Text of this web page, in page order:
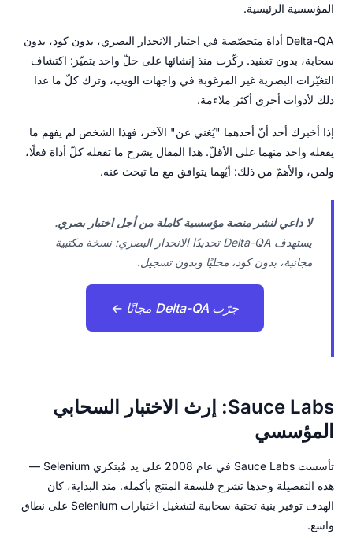
المؤسسية الرئيسية.
Delta-QA أداة متخصّصة في اختبار الانحدار البصري، بدون كود، بدون
سحابة، بدون تعقيد. ركّزت منذ إنشائها على حلّ واحد بتميّز: اكتشاف
التغيّرات البصرية غير المرغوبة في واجهات الويب، وترك كلّ ما عدا
ذلك لأدوات أخرى أكثر ملاءمة.
إذا أخبرك أحد أنّ أحدهما "يُغني عن" الآخر، فهذا الشخص لم يفهم ما
يفعله واحد منهما على الأقلّ. هذا المقال يشرح ما تفعله كلّ أداة فعلًا،
ولمن، والأهمّ من ذلك: أيّهما يتوافق مع ما تبحث عنه.
لا داعي لنشر منصة مؤسسية كاملة من أجل اختبار بصري.
يستهدف Delta-QA تحديدًا الانحدار البصري: نسخة مكتبية
مجانية، بدون كود، محليًا وبدون تسجيل.
جرّب Delta-QA مجانًا ←
Sauce Labs: إرث الاختبار السحابي
المؤسسي
تأسست Sauce Labs في عام 2008 على يد مُبتكري Selenium —
هذه التفصيلة وحدها تشرح فلسفة المنتج بأكمله. منذ البداية، كان
الهدف توفير بنية تحتية سحابية لتشغيل اختبارات Selenium على نطاق
واسع.